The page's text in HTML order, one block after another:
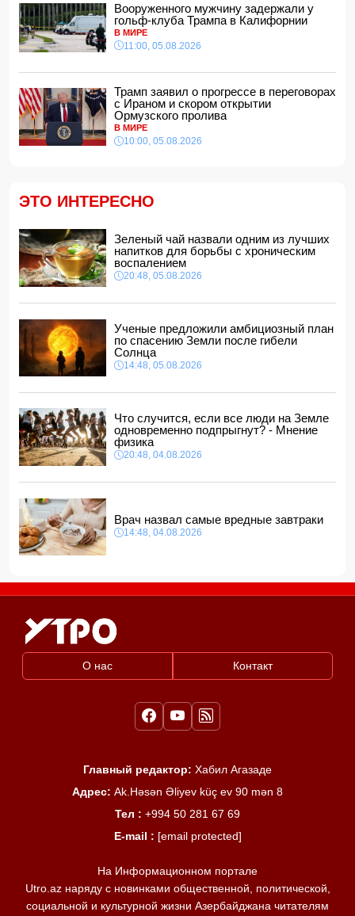
14:48, 05.08.2026
МИД России обвинил Киев в попытках усилить
эскалацию конфликта
14:34, 05.08.2026
Судья Верховного суда Азербайджана вышел на
пенсию
14:14, 05.08.2026
ЕС получил пятый транш доходов от замороженных
активов РФ и обещал передать их Киеву
14:10, 05.08.2026
В Баку на рабочем месте скоропостижно скончался
мужчина
14:04, 05.08.2026
Депутат Милли Меджлиса посетил семью шехида-
ФОТО
14:00, 05.08.2026
Прогноз погоды в Азербайджане на 6 августа
Биржевые цены на кофе в мире выросли до максимума
за полгода
12:40, 05.08.2026
Вооруженного мужчину задержали у
гольф-клуба Трампа в Калифорнии
В МИРЕ
11:00, 05.08.2026
Трамп заявил о прогрессе в переговорах
с Ираном и скором открытии
Ормузского пролива
В МИРЕ
10:00, 05.08.2026
ЭТО ИНТЕРЕСНО
Зеленый чай назвали одним из лучших
напитков для борьбы с хроническим
воспалением
20:48, 05.08.2026
Ученые предложили амбициозный план
по спасению Земли после гибели
Солнца
14:48, 05.08.2026
Что случится, если все люди на Земле
одновременно подпрыгнут? - Мнение
физика
20:48, 04.08.2026
Врач назвал самые вредные завтраки
14:48, 04.08.2026
О нас Контакт
Главный редактор: Хабил Агазаде
Адрес: Ak.Həsən Əliyev küç ev 90 mən 8
Тел : +994 50 281 67 69
E-mail : [email protected]
На Информационном портале
Utro.az наряду с новинками общественной, политической,
социальной и культурной жизни Азербайджана читателям